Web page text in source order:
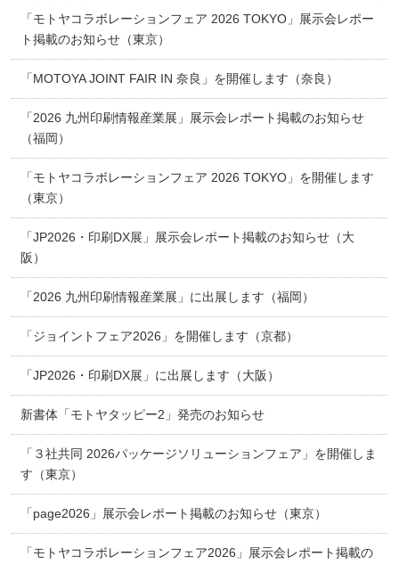
「モトヤコラボレーションフェア 2026 TOKYO」展示会レポー
ト掲載のお知らせ（東京）
「MOTOYA JOINT FAIR IN 奈良」を開催します（奈良）
「2026 九州印刷情報産業展」展示会レポート掲載のお知らせ
（福岡）
「モトヤコラボレーションフェア 2026 TOKYO」を開催します
（東京）
「JP2026・印刷DX展」展示会レポート掲載のお知らせ（大
阪）
「2026 九州印刷情報産業展」に出展します（福岡）
「ジョイントフェア2026」を開催します（京都）
「JP2026・印刷DX展」に出展します（大阪）
新書体「モトヤタッピー2」発売のお知らせ
「３社共同 2026パッケージソリューションフェア」を開催しま
す（東京）
「page2026」展示会レポート掲載のお知らせ（東京）
「モトヤコラボレーションフェア2026」展示会レポート掲載の